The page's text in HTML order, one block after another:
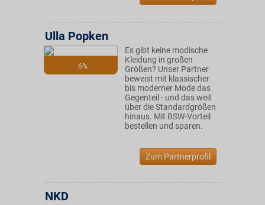
6%
Ulla Popken
Es gibt keine modische
Kleidung in großen
Größen? Unser Partner
beweist mit klassischer
bis moderner Mode das
Gegenteil - und das weit
über die Standardgrößen
hinaus. Mit BSW-Vorteil
bestellen und sparen.
Zum Partnerprofil
NKD